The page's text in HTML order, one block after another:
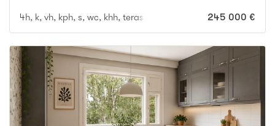
4h, k, vh, kph, s, wc, khh, terassi, var 245 000 €